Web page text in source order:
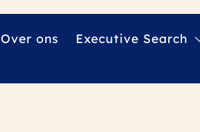
Over ons Executive Search